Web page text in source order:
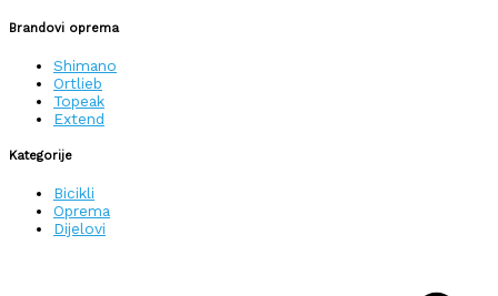
Brandovi oprema
Shimano
Ortlieb
Topeak
Extend
Kategorije
Bicikli
Oprema
Dijelovi